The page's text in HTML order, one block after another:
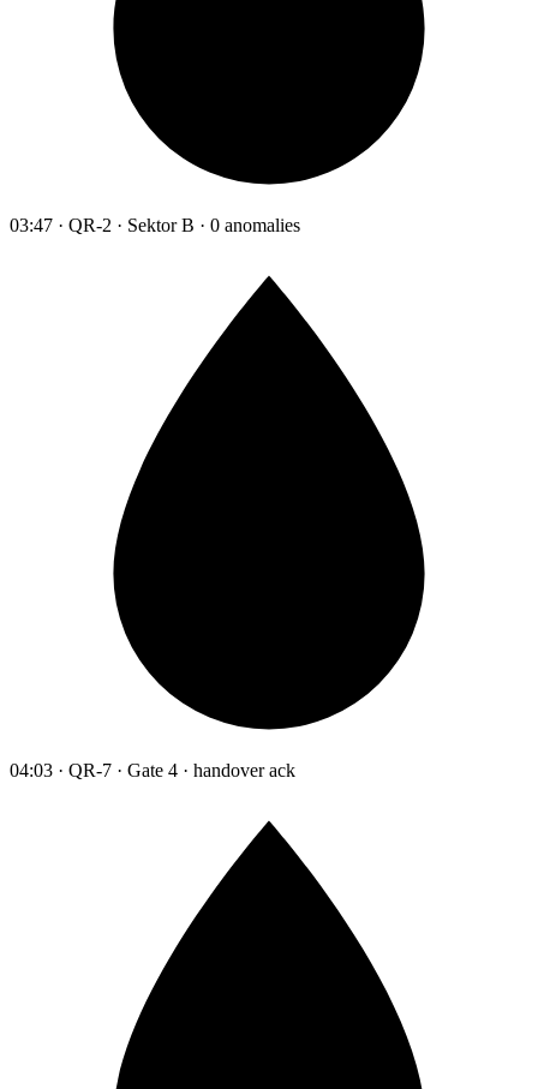
03:47 · QR-2 · Sektor B · 0 anomalies
04:03 · QR-7 · Gate 4 · handover ack